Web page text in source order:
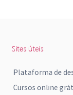
Sites úteis
Plataforma de
Cursos online